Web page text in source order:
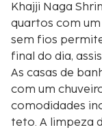
Khajji Naga
quartos com
sem fios
final do dia,
As casas de
com um
comodidades
teto. A limpeza